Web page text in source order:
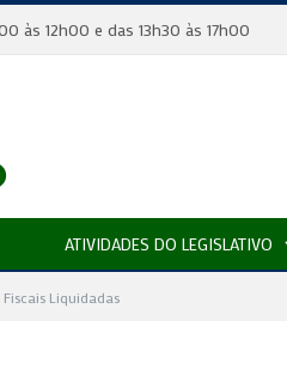
às 12h00 e das 13h30 às 17h00
ATIVIDADES DO LEGISLATIVO
Fiscais Liquidadas